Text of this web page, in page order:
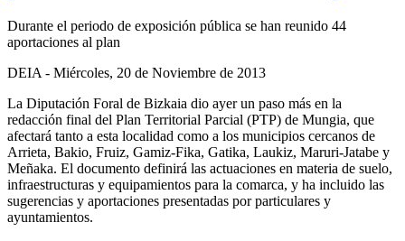
Durante el periodo de exposición pública se han reunido 44
aportaciones al plan
DEIA - Miércoles, 20 de Noviembre de 2013
La Diputación Foral de Bizkaia dio ayer un paso más en la
redacción final del Plan Territorial Parcial (PTP) de Mungia, que
afectará tanto a esta localidad como a los municipios cercanos de
Arrieta, Bakio, Fruiz, Gamiz-Fika, Gatika, Laukiz, Maruri-Jatabe y
Meñaka. El documento definirá las actuaciones en materia de suelo,
infraestructuras y equipamientos para la comarca, y ha incluido las
sugerencias y aportaciones presentadas por particulares y
ayuntamientos.